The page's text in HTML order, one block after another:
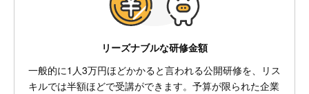
リーズナブルな研修金額
一般的に1人3万円ほどかかると言われる公開研修を、リス
キルでは半額ほどで受講ができます。予算が限られた企業